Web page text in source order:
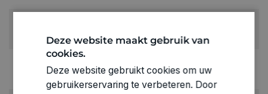
Deze website maakt gebruik van
cookies.
Deze website gebruikt cookies om uw
gebruikerservaring te verbeteren. Door